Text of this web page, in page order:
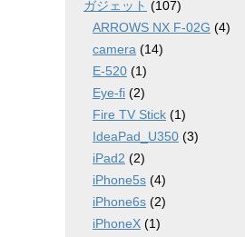
ガジェット (107)
ARROWS NX F-02G (4)
camera (14)
E-520 (1)
Eye-fi (2)
Fire TV Stick (1)
IdeaPad_U350 (3)
iPad2 (2)
iPhone5s (4)
iPhone6s (2)
iPhoneX (1)